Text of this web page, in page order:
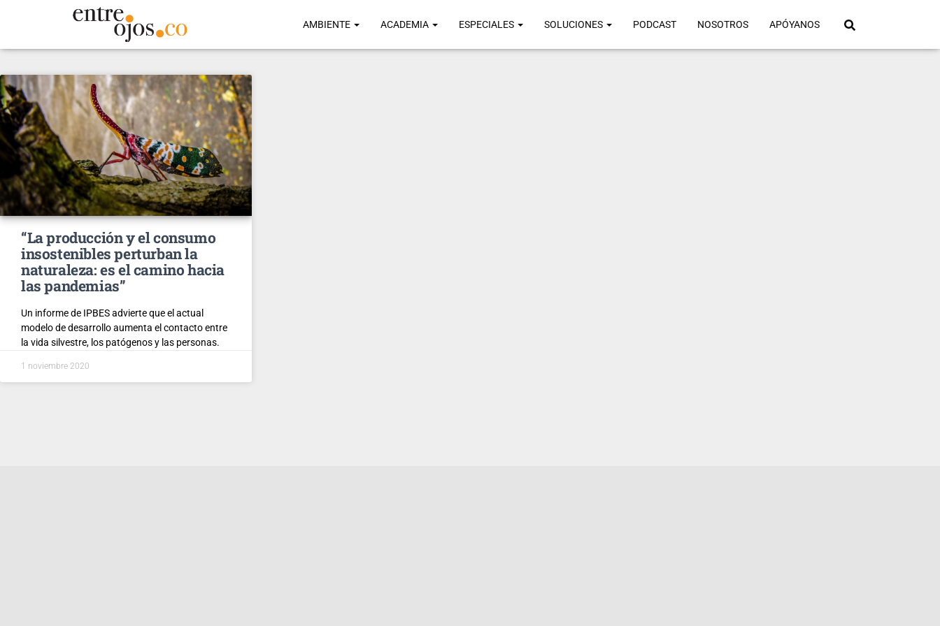
AMBIENTE ACADEMIA ESPECIALES SOLUCIONES PODCAST NOSOTROS APÓYANOS
“La producción y el consumo
insostenibles perturban la
naturaleza: es el camino hacia
las pandemias”
Un informe de IPBES advierte que el actual
modelo de desarrollo aumenta el contacto entre
la vida silvestre, los patógenos y las personas.
1 noviembre 2020